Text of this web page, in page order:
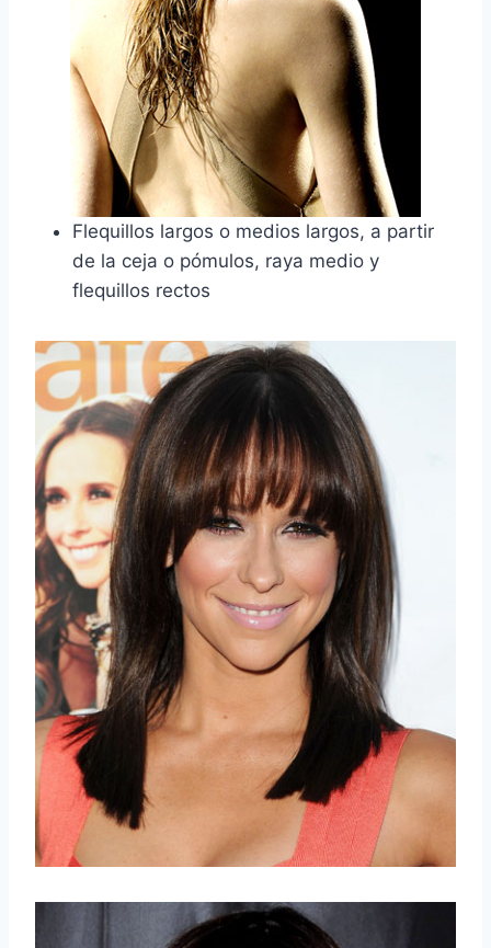
Flequillos largos o medios largos, a partir
de la ceja o pómulos, raya medio y
flequillos rectos